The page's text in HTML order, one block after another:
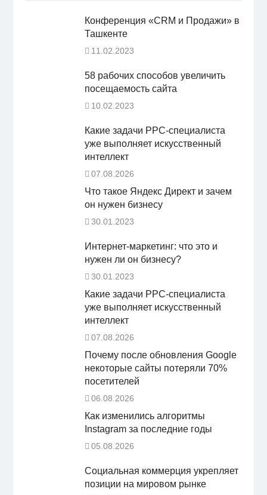
Конференция «CRM и Продажи» в
Ташкенте
11.02.2023
58 рабочих способов увеличить
посещаемость сайта
10.02.2023
Какие задачи PPC-специалиста
уже выполняет искусственный
интеллект
07.08.2026
Что такое Яндекс Директ и зачем
он нужен бизнесу
30.01.2023
Интернет-маркетинг: что это и
нужен ли он бизнесу?
30.01.2023
Какие задачи PPC-специалиста
уже выполняет искусственный
интеллект
07.08.2026
Почему после обновления Google
некоторые сайты потеряли 70%
посетителей
06.08.2026
Как изменились алгоритмы
Instagram за последние годы
05.08.2026
Социальная коммерция укрепляет
позиции на мировом рынке